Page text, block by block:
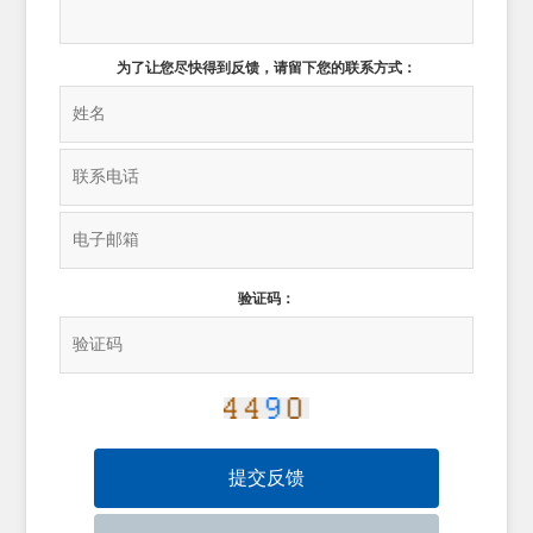
为了让您尽快得到反馈，请留下您的联系方式：
验证码：